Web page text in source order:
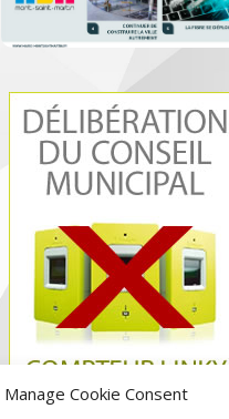
Manage Cookie Consent